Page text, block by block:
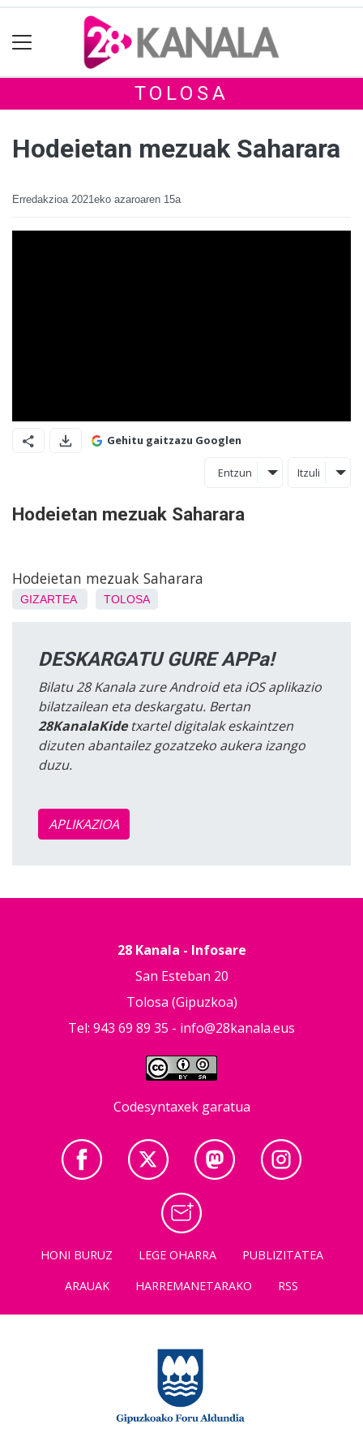
TOLOSA
Hodeietan mezuak Saharara
Erredakzioa 2021eko azaroaren 15a
Gehitu gaitzazu Googlen
Entzun Itzuli
Hodeietan mezuak Saharara
Hodeietan mezuak Saharara
GIZARTEA TOLOSA
DESKARGATU GURE APPa!
Bilatu 28 Kanala zure Android eta iOS aplikazio
bilatzailean eta deskargatu. Bertan
28KanalaKidetxartel digitalak eskaintzen
dizuten abantailez gozatzeko aukera izango
duzu.
APLIKAZIOA
28 Kanala - Infosare
San Esteban 20
Tolosa (Gipuzkoa)
Tel: 943 69 89 35 - info@28kanala.eus
Codesyntaxek garatua
HONI BURUZ LEGE OHARRA
PUBLIZITATEA
ARAUAK
HARREMANETARAKO RSS